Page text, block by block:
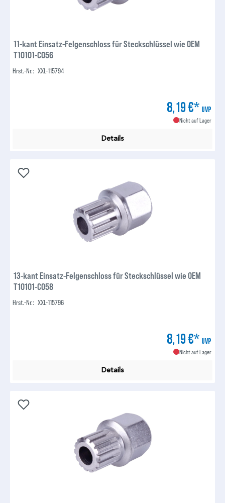
11-kant Einsatz-Felgenschloss für Steckschlüssel wie OEM
T10101-C056
Hrst.-Nr.: XXL-115794
8,19 €* UVP
Nicht auf Lager
Details
13-kant Einsatz-Felgenschloss für Steckschlüssel wie OEM
T10101-C058
Hrst.-Nr.: XXL-115796
8,19 €* UVP
Nicht auf Lager
Details